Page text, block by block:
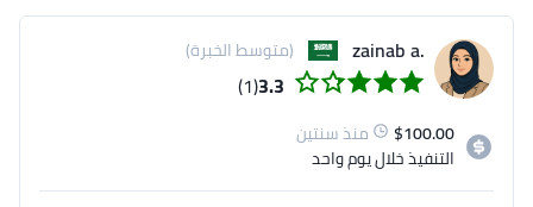
.zainab a (متوسط الخبرة)
3.3
(1)
$100.00
منذ سنتين
التنفيذخلال يوم واحد